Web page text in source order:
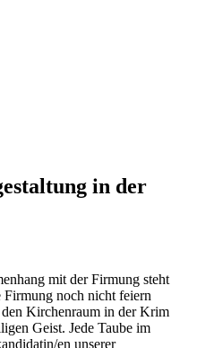
in der
mit der Firmung steht
noch nicht feiern
Kirchenraum in der Krim
Geist. Jede Taube im
en unserer